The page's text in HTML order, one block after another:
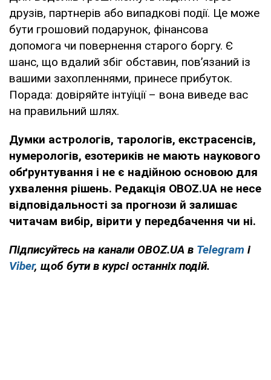
друзів, партнерів або випадкові події. Це може
бути грошовий подарунок, фінансова
допомога чи повернення старого боргу. Є
шанс, що вдалий збіг обставин, пов’язаний із
вашими захопленнями, принесе прибуток.
Порада: довіряйте інтуїції – вона виведе вас
на правильний шлях.
Думки астрологів, тарологів, екстрасенсів,
нумерологів, езотериків не мають наукового
обґрунтування і не є надійною основою для
ухвалення рішень. Редакція OBOZ.UA не несе
відповідальності за прогнози й залишає
читачам вибір, вірити у передбачення чи ні.
Підписуйтесь на канали OBOZ.UA в Telegram і
Viber, щоб бути в курсі останніх подій.